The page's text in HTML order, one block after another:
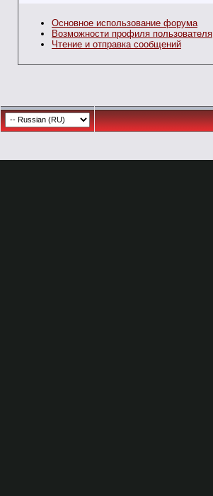
Основное использование форума
Возможности профиля пользователя
Чтение и отправка сообщений